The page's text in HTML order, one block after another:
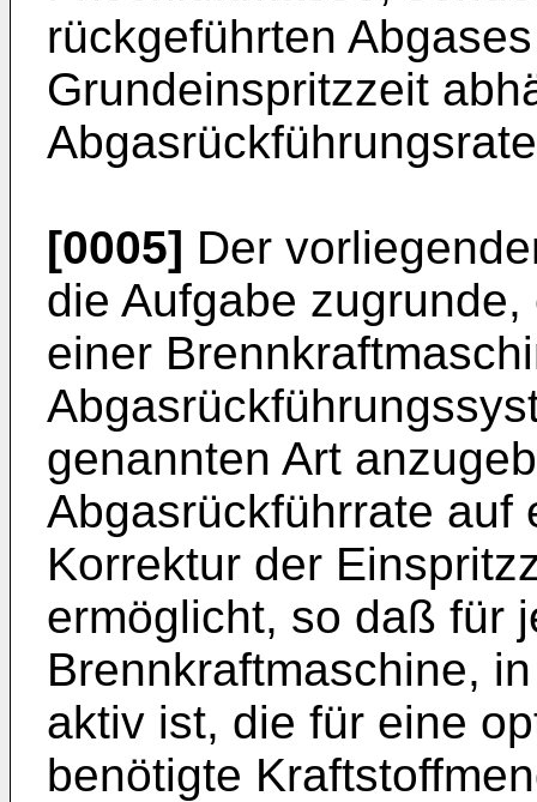
rückgeführten
Grundeinspritzzeit
[0005] Der
die Aufgabe
einer
genannten Art
Abgasrückführrate auf
Korrektur der
ermöglicht, so daß für
Brennkraftmaschine,
aktiv ist, die für eine
benötigte